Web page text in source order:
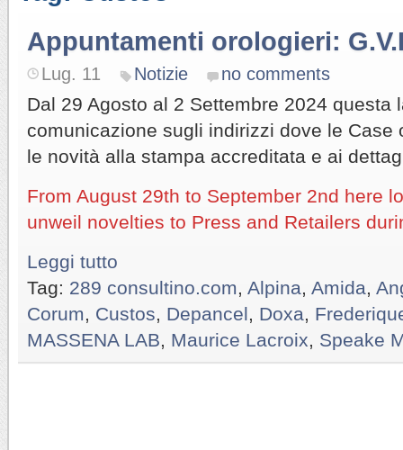
Appuntamenti orologieri:
Lug. 11 Notizie no comments
Dal 29 Agosto al 2 Settembre 2024 questa
comunicazione sugli indirizzi dove le Case
le novità alla stampa accreditata e ai
From August 29th to September 2nd here
unweil novelties to Press and Retailers
Leggi tutto
Tag: 289 consultino.com Alpina Amida
Corum
Custos Depancel Doxa
MASSENA LAB
Maurice Lacroix Speake